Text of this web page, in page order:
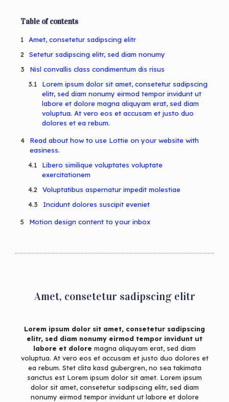
Table of contents
Amet, consetetur sadipscing elitr
Setetur sadipscing elitr, sed diam nonumy
Nisl convallis class condimentum dis risus
Lorem ipsum dolor sit amet, consetetur sadipscing
elitr, sed diam nonumy eirmod tempor invidunt ut
labore et dolore magna aliquyam erat, sed diam
voluptua. At vero eos et accusam et justo duo
dolores et ea rebum.
Read about how to use Lottie on your website with
easiness.
Libero similique voluptates voluptate
exercitationem
Voluptatibus aspernatur impedit molestiae
Incidunt dolores suscipit eveniet
Motion design content to your inbox
Amet, consetetur sadipscing elitr
Lorem ipsum dolor sit amet, consetetur sadipscing
elitr, sed diam nonumy eirmod tempor invidunt ut
labore et dolore magna aliquyam erat, sed diam
voluptua. At vero eos et accusam et justo duo dolores et
ea rebum. Stet clita kasd gubergren, no sea takimata
sanctus est Lorem ipsum dolor sit amet. Lorem ipsum
dolor sit amet, consetetur sadipscing elitr, sed diam
nonumy eirmod tempor invidunt ut labore et dolore